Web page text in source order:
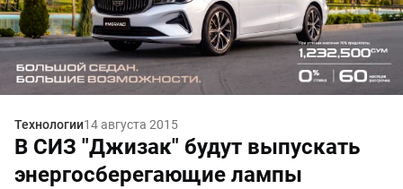
Технологии14 августа 2015
В СИЗ "Джизак" будут выпускать
энергосберегающие лампы